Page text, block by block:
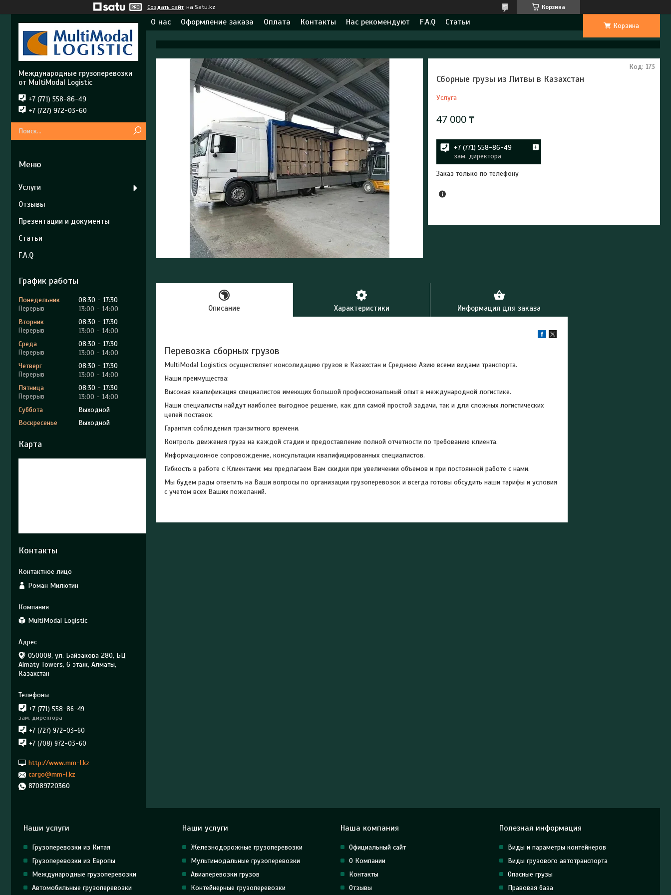
Создать сайт на Satu.kz Корзина
О нас Оформление заказа Оплата Контакты Нас рекомендуют F.A.Q Статьи Корзина
Сборные грузы из Литвы в Казахстан
Услуга
Код: 173
47 000 ₸
+7 (771) 558-86-49
зам. директора
Заказ только по телефону
Описание Характеристики Информация для заказа
Перевозка сборных грузов
MultiModal Logistics осуществляет консолидацию грузов в Казахстан и Среднюю Азию всеми видами транспорта.
Наши преимущества:
Высокая квалификация специалистов имеющих большой профессиональный опыт в международной логистике.
Наши специалисты найдут наиболее выгодное решение, как для самой простой задачи, так и для сложных логистических
цепей поставок.
Гарантия соблюдения транзитного времени.
Контроль движения груза на каждой стадии и предоставление полной отчетности по требованию клиента.
Информационное сопровождение, консультации квалифицированных специалистов.
Гибкость в работе с Клиентами: мы предлагаем Вам скидки при увеличении объемов и при постоянной работе с нами.
Мы будем рады ответить на Ваши вопросы по организации грузоперевозок и всегда готовы обсудить наши тарифы и условия
с учетом всех Ваших пожеланий.
Международные грузоперевозки
от MultiModal Logistic
+7 (771) 558-86-49
+7 (727) 972-03-60
Услуги
Отзывы
Презентации и документы
Статьи
F.A.Q
График работы
Понедельник 08:30
17:30
13:00
14:00
Вторник
08:30
17:30
13:00
14:00
Среда
08:30
17:30
13:00
14:00
Четверг
08:30
17:30
13:00
14:00
Пятница
08:30
17:30
13:00
14:00
Суббота
Выходной
Воскресенье
Выходной
Карта
Контакты
Роман Милютин
MultiModal Logistic
050008, ул. Байзакова 280, БЦ
Almaty Towers, 6 этаж, Алматы,
Казахстан
+7 (771) 558-86-49
зам. директора
+7 (727) 972-03-60
+7 (708) 972-03-60
http://www.mm-l.kz
cargo@mm-l.kz
87089720360
Наши услуги
Грузоперевозки из Китая
Грузоперевозки из Европы
Международные грузоперевозки
Автомобильные грузоперевозки
Наши услуги
Железнодорожные грузоперевозки
Мультимодальные грузоперевозки
Авиаперевозки грузов
Контейнерные грузоперевозки
Наша компания
Официальный сайт
О Компании
Контакты
Отзывы
Полезная информация
Виды и параметры контейнеров
Виды грузового автотранспорта
Опасные грузы
Правовая база